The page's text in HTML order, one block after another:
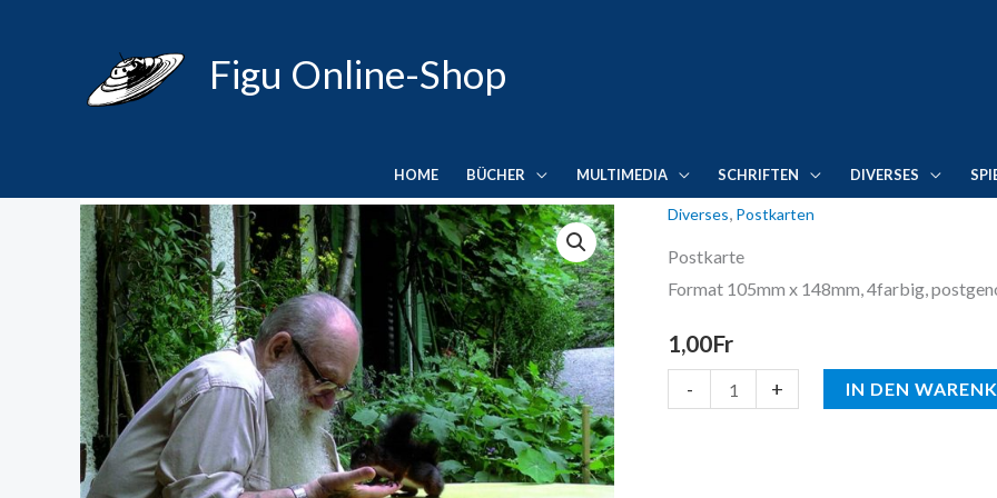
Figu Online-Shop
HOME BÜCHER MULTIMEDIA SCHRIFTEN DIVERSES
Diverses, Postkarten
Postkarte
Format 105mm x 148mm, 4farbig,
1,00Fr
-
Postkarte
1232P
Menge
+ IN DEN